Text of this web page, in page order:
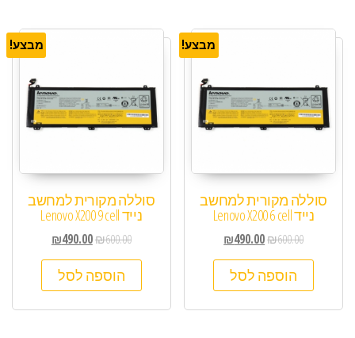
מבצע!
סוללה מקורית למחשב
נייד Lenovo X200 6 cell
₪600.00
₪490.00
הוספה לסל
מבצע!
סוללה מקורית למחשב
נייד Lenovo X200 9 cell
₪600.00
₪490.00
הוספה לסל